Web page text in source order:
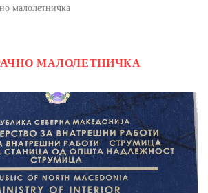
малолетничка
МАЛОЛЕТНИЧКА